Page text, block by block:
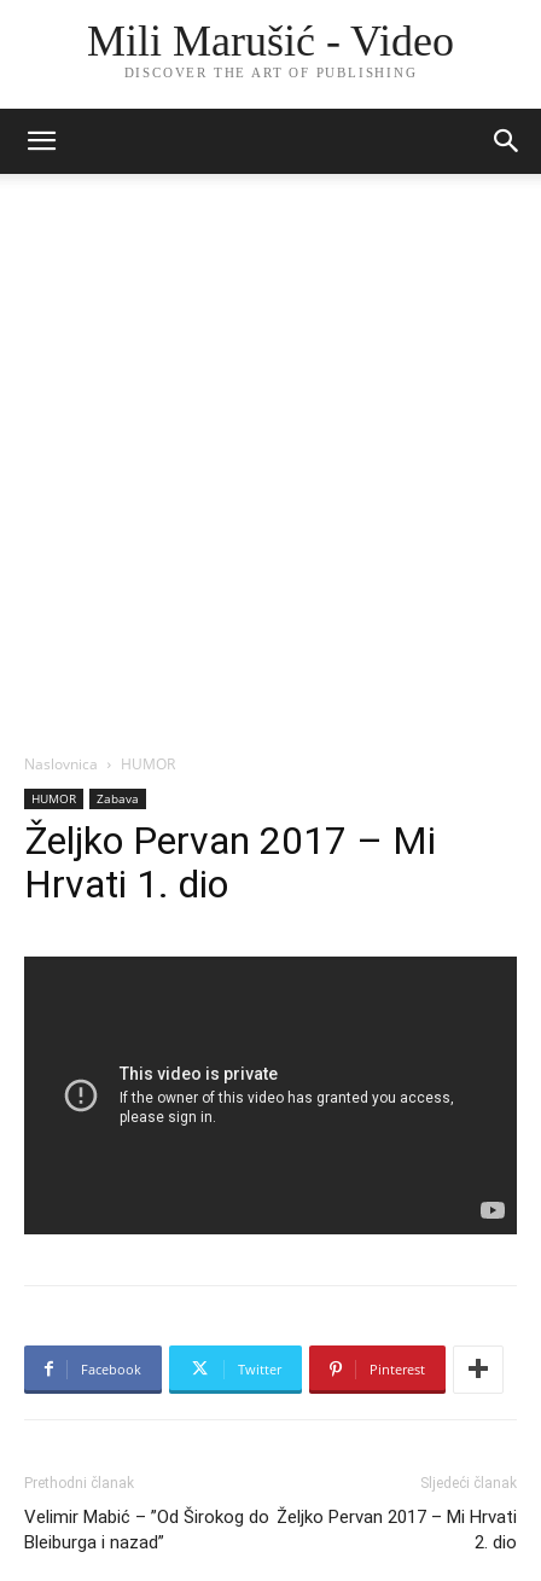
Mili Marušić - Video
DISCOVER THE ART OF PUBLISHING
Naslovnica HUMOR
HUMOR Zabava
Željko Pervan 2017 – Mi
Hrvati 1. dio
Facebook Twitter Pinterest
Prethodni članak
Velimir Mabić – ”Od Širokog do
Bleiburga i nazad”
Sljedeći članak
Željko Pervan 2017 – Mi Hrvati
2. dio